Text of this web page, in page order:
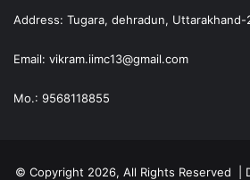
Address: Tugara, dehradun, Uttarakhand-
Email: vikram.iimc13@gmail.com
Mo.: 9568118855
© Copyright 2026, All Rights Reserved |